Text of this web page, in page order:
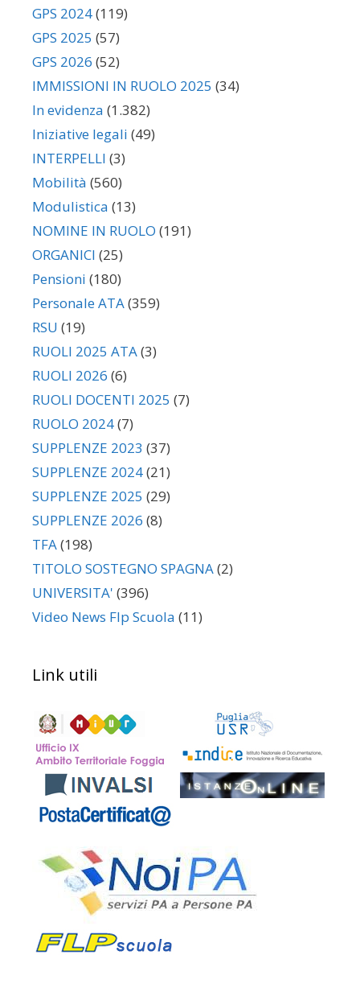
GPS 2024(119)
GPS 2025 (57)
GPS 2026 (52)
IMMISSIONI IN RUOLO 2025 (34)
In evidenza (1.382)
Iniziative legali (49)
INTERPELLI (3)
Mobilità (560)
Modulistica (13)
NOMINE IN RUOLO (191)
ORGANICI (25)
Pensioni (180)
Personale ATA(359)
RSU (19)
RUOLI 2025 ATA(3)
RUOLI 2026 (6)
RUOLI DOCENTI 2025 (7)
RUOLO 2024(7)
SUPPLENZE 2023 (37)
SUPPLENZE 2024(21)
SUPPLENZE 2025 (29)
SUPPLENZE 2026 (8)
TFA(198)
TITOLO SOSTEGNO SPAGNA(2)
UNIVERSITA' (396)
Video News Flp Scuola (11)
Link utili